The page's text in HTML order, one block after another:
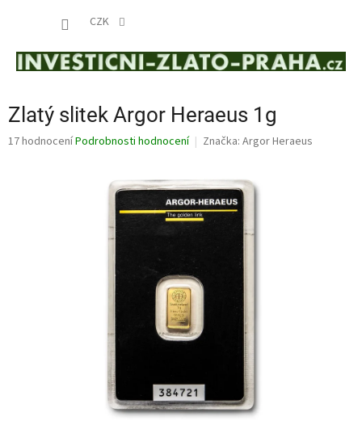
CZK
Zlatý slitek Argor Heraeus 1g
Průměrné
17 hodnoceníPodrobnosti hodnocení Značka: Argor Heraeus